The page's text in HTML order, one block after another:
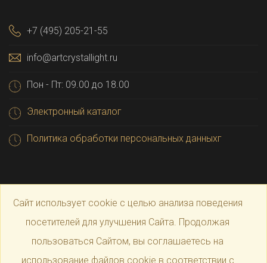
+7 (495) 205-21-55
info@artcrystallight.ru
Пон - Пт: 09.00 до 18.00
Электронный каталог
Политика обработки персональных данныхг
Сайт использует cookie с целью анализа поведения
посетителей для улучшения Сайта. Продолжая
пользоваться Сайтом, вы соглашаетесь на
использование файлов cookie в соответствии с